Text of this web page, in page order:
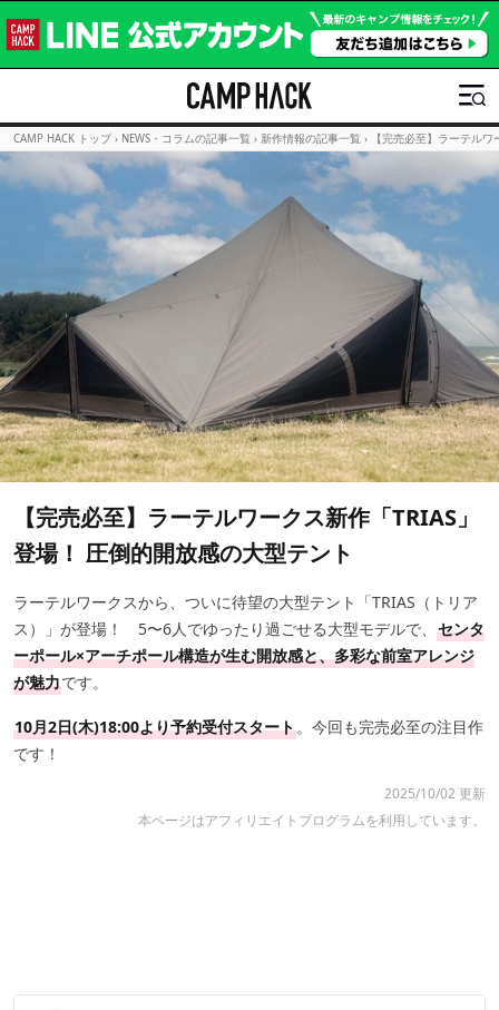
CAMP HACK トップ › NEWS・コラムの記事一覧 › 新作情報の記事一覧 › 【完売必至】ラーテル
【完売必至】ラーテルワークス新作「TRIAS」
登場！ 圧倒的開放感の大型テント
ラーテルワークスから、ついに待望の大型テント「TRIAS（トリア
ス）」が登場！ 5〜6人でゆったり過ごせる大型モデルで、 センタ
ーポール×アーチポール構造が生む開放感と、多彩な前室アレンジ
が魅力です。
10月2日(木)18:00より予約受付スタート。今回も完売必至の注目作
です！
2025/10/02 更新
本ページはアフィリエイトプログラムを利用しています。